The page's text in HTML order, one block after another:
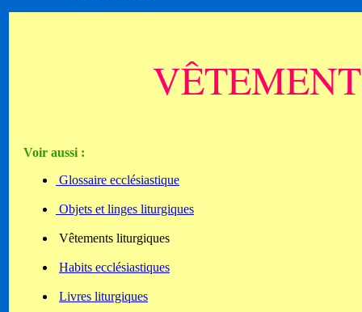
Voir aussi :
Glossaire ecclésiastique
Objets et linges liturgiques
Vêtements liturgiques
Habits ecclésiastiques
Livres liturgiques